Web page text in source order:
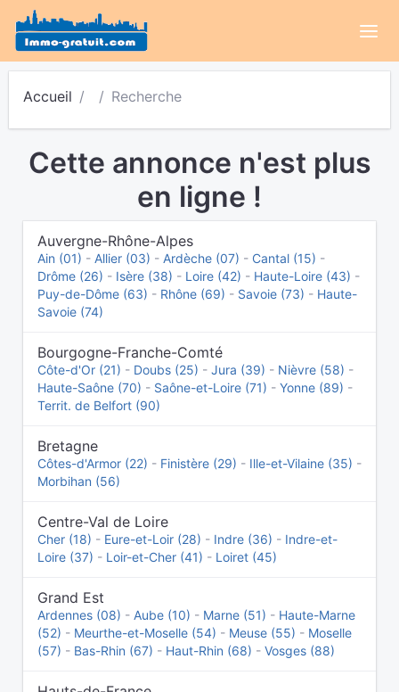
Accueil Recherche
Cette annonce n'est plus
en ligne !
Auvergne-Rhône-Alpes
Ain (01) - Allier (03) - Ardèche (07) - Cantal (15) -
Drôme (26) - Isère (38) - Loire (42) - Haute-Loire (43) -
Puy-de-Dôme (63) - Rhône (69) - Savoie (73) - Haute-
Savoie (74)
Bourgogne-Franche-Comté
Côte-d'Or (21) - Doubs (25) - Jura (39) - Nièvre (58) -
Haute-Saône (70) - Saône-et-Loire (71) - Yonne (89) -
Territ. de Belfort (90)
Bretagne
Côtes-d'Armor (22) - Finistère (29) - Ille-et-Vilaine (35) -
Morbihan (56)
Centre-Val de Loire
Cher (18) - Eure-et-Loir (28) - Indre (36) - Indre-et-
Loire (37) - Loir-et-Cher (41) - Loiret (45)
Grand Est
Ardennes (08) - Aube (10) - Marne (51) - Haute-Marne
(52) - Meurthe-et-Moselle (54) - Meuse (55) - Moselle
(57) - Bas-Rhin (67) - Haut-Rhin (68) - Vosges (88)